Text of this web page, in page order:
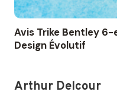
Avis Trike Bentley
Design Évolutif
Arthur Delcour